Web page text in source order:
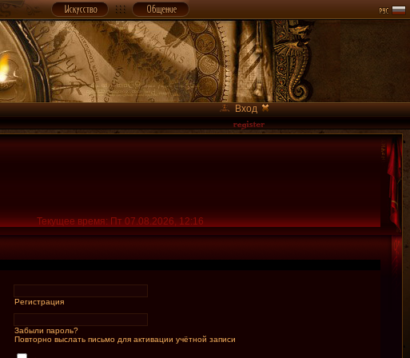
Вход
Текущее время: Пт 07.08.2026, 12:16
Регистрация
Забыли пароль?
Повторно выслать письмо для активации учётной записи